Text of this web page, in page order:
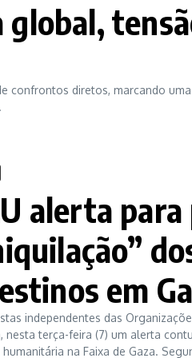
global,
confrontos diretos, marcando
alerta
em
independentes das
nesta terça-feira (7) um alerta
na Faixa de Gaza.